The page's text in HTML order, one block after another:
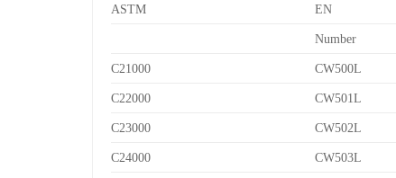
ASTM EN
Number
C21000 CW500L
C22000 CW501L
C23000 CW502L
C24000 CW503L